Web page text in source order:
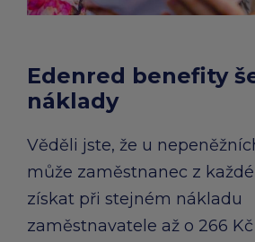
Peněženka Edenred Health
Edenred Card FKSP
TANKARTA Benefit od Edenred
Informace k migraci na Edenred
All-in-One cafeterie FKSP
Stravenkový portál
Edenred Compliments
Edenred Čistý
Edenred Service
Edenred benefity
náklady
Věděli jste, že u
může zaměstnanec z
získat při stejném nákladu
zaměstnavatele až o 266